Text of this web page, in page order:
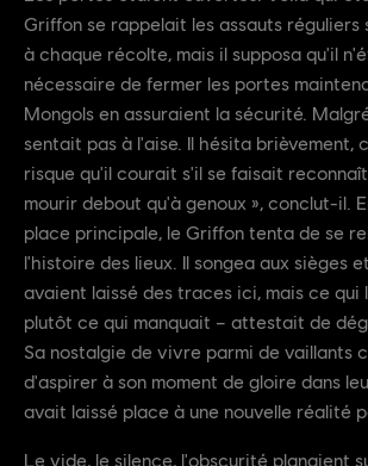
Griffon se rappelait les assauts réguliers
à chaque récolte, mais il supposa qu'il
nécessaire de fermer les portes
Mongols en assuraient la sécurité.
sentait pas à l'aise. Il hésita brièvement,
risque qu'il courait s'il se faisait
mourir debout qu'à genoux », conclut-il.
place principale, le Griffon tenta de se
l'histoire des lieux. Il songea aux sièges
avaient laissé des traces ici, mais ce qui
plutôt ce qui manquait – attestait de
Sa nostalgie de vivre parmi de vaillants
d'aspirer à son moment de gloire dans
avait laissé place à une nouvelle réalité
Le vide, le silence, l'obscurité planaient